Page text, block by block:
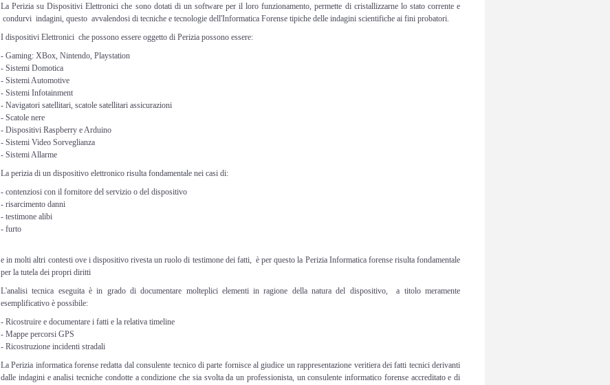
La Perizia su Dispositivi Elettronici che sono dotati di un software per il loro funzionamento, permette di cristallizzarne lo stato corrente e
condurvi indagini, questo avvalendosi di tecniche e tecnologie dell'Informatica Forense tipiche delle indagini scientifiche ai fini probatori.
I dispositivi Elettronici che possono essere oggetto di Perizia possono essere:
- Gaming: XBox, Nintendo, Playstation
- Sistemi Domotica
- Sistemi Automotive
- Sistemi Infotainment
- Navigatori satellitari, scatole satellitari assicurazioni
- Scatole nere
- Dispositivi Raspberry e Arduino
- Sistemi Video Sorveglianza
- Sistemi Allarme
La perizia di un dispositivo elettronico risulta fondamentale nei casi di:
- contenziosi con il fornitore del servizio o del dispositivo
- risarcimento danni
- testimone alibi
- furto
e in molti altri contesti ove i dispositivo rivesta un ruolo di testimone dei fatti, è per questo la Perizia Informatica forense risulta fondamentale
per la tutela dei propri diritti
L'analisi tecnica eseguita è in grado di documentare molteplici elementi in ragione della natura del dispositivo, a titolo meramente
esemplificativo è possibile:
- Ricostruire e documentare i fatti e la relativa timeline
- Mappe percorsi GPS
- Ricostruzione incidenti stradali
La Perizia informatica forense redatta dal consulente tecnico di parte fornisce al giudice un rappresentazione veritiera dei fatti tecnici derivanti
dalle indagini e analisi tecniche condotte a condizione che sia svolta da un professionista, un consulente informatico forense accreditato e di